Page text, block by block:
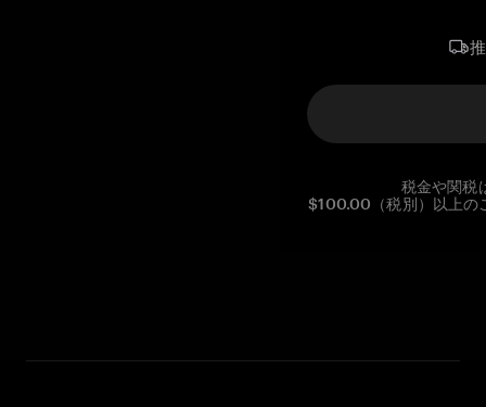
税金や関税
$100.00（税別）以上の